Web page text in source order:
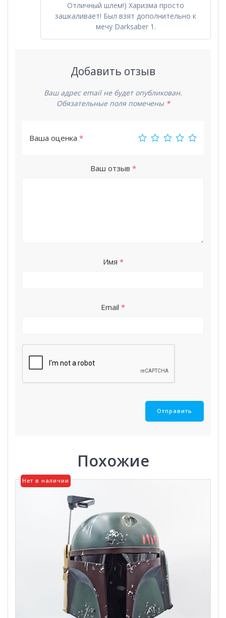
Отличный шлем!) Харизма просто
зашкаливает! Был взят дополнительно к
мечу Darksaber 1.
Добавить отзыв
Ваш адрес email не будет опубликован.
Обязательные поля помечены *
Ваша оценка *
Ваш отзыв *
Имя *
Email *
Похожие
Нет в наличии